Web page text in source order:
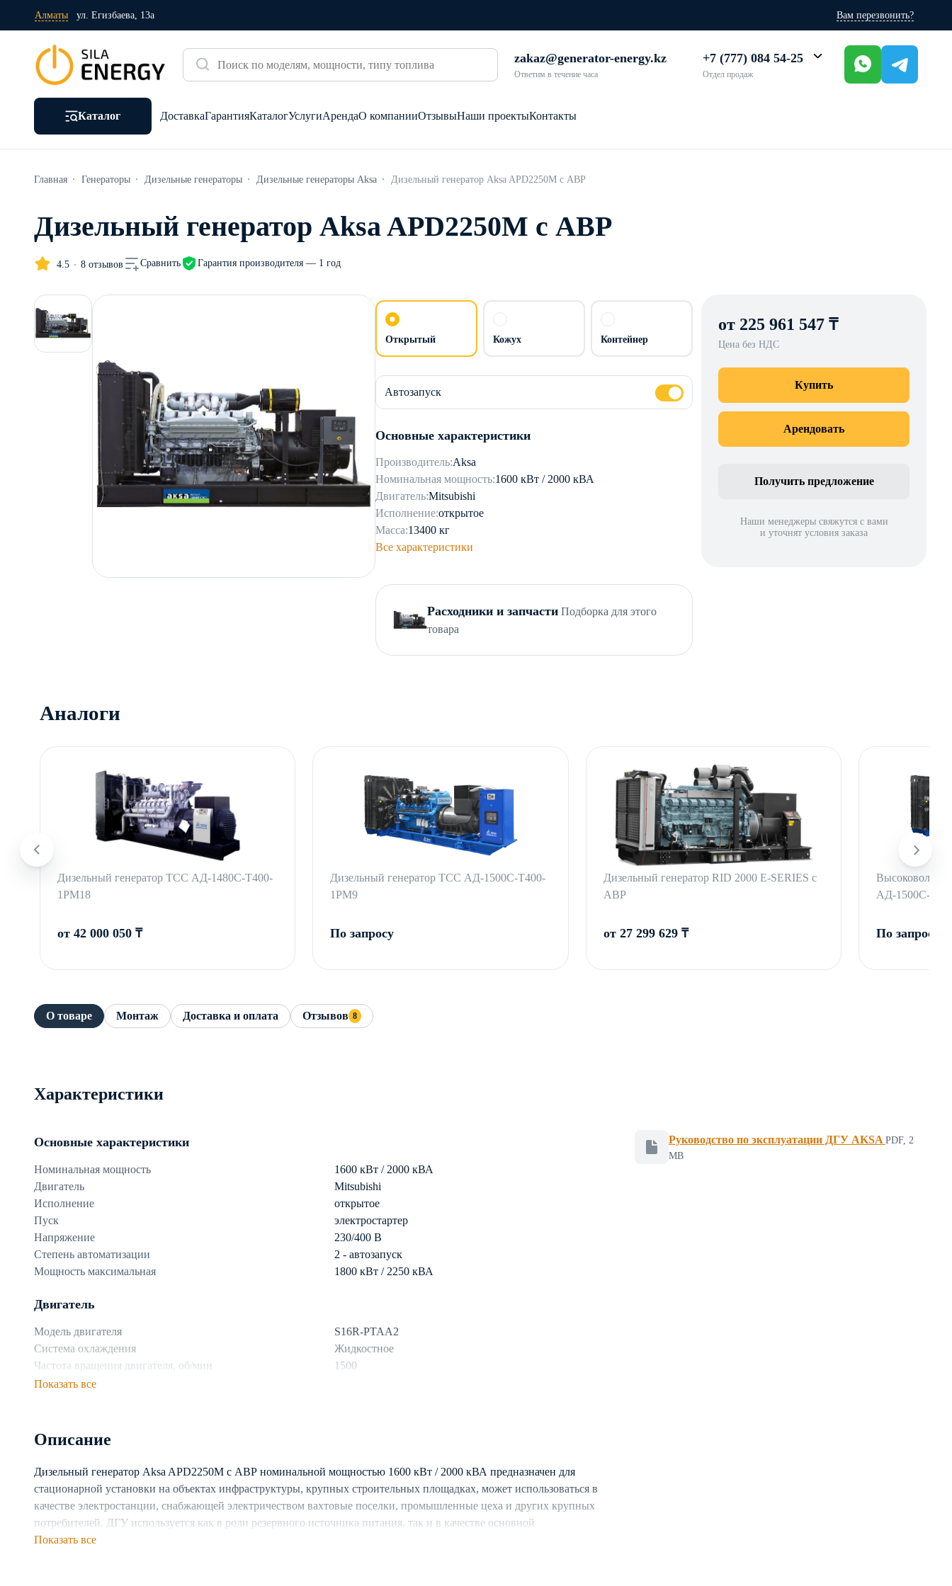
Алматы ул. Егизбаева, 13а Вам перезвонить?
zakaz@generator-energy.kz
Ответим в течение часа
+7 (777) 084 54-25
Отдел продаж
Каталог ДоставкаГарантияКаталогУслугиАрендаО компанииОтзывыНаши проектыКонтакты
Главная Генераторы Дизельные генераторы Дизельные генераторы Aksa Дизельный генератор Aksa APD2250M с АВР
Дизельный генератор Aksa APD2250M с АВР
4.5 8 отзывов Сравнить Гарантия производителя — 1 год
Открытый Кожух Контейнер
Автозапуск
Основные характеристики
Производитель:Aksa
Номинальная мощность:1600 кВт / 2000 кВА
Двигатель:Mitsubishi
Исполнение:открытое
Масса:13400 кг
Все характеристики
Расходники и запчасти Подборка для этого
товара
от 225 961 547 ₸
Цена без НДС
Купить
Арендовать
Получить предложение
Наши менеджеры свяжутся с вами
и уточнят условия заказа
Аналоги
Дизельный генератор ТСС АД-1480С-Т400-
1РМ18
от 42 000 050 ₸
Дизельный генератор ТСС АД-1500С-Т400-
1РМ9
По запросу
Дизельный генератор RID 2000 E-SERIES с
АВР
от 27 299 629 ₸
АД-1500С-
По запросу
О товаре Монтаж Доставка и оплата Отзывов 8
Характеристики
Основные характеристики
Номинальная мощность
1600 кВт / 2000 кВА
Двигатель
Mitsubishi
Исполнение
открытое
Пуск
электростартер
Напряжение
230/400 В
Степень автоматизации
2 - автозапуск
Мощность максимальная
1800 кВт / 2250 кВА
Двигатель
Модель двигателя
S16R-PTAA2
Система охлаждения
Жидкостное
Частота вращения двигателя, об/мин
1500
Расход топлива при 75% нагрузке, л/ч
Генератор
Производитель генератора
Aksa
Число фаз
3
Частота, Гц
Показать все
Описание
Дизельный генератор Aksa APD2250M с АВР номинальной мощностью 1600 кВт / 2000 кВА предназначен для
стационарной установки на объектах инфраструктуры, крупных строительных площадках, может использоваться в
качестве электростанции, снабжающей электричеством вахтовые поселки, промышленные цеха и других крупных
потребителей. ДГУ используется как в роли резервного источника питания, так и в качестве основной
электростанции. Предусмотрена возможность каскадного подключения с аналогичными ДЭС.
Показать все
Руководство по эксплуатации ДГУ AKSA PDF, 2
MBФайл для скачивания, формат PDF, размер 2 мегабайт